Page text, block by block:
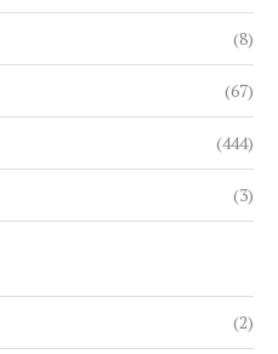
(8)
(67)
(444)
(3)
(2)